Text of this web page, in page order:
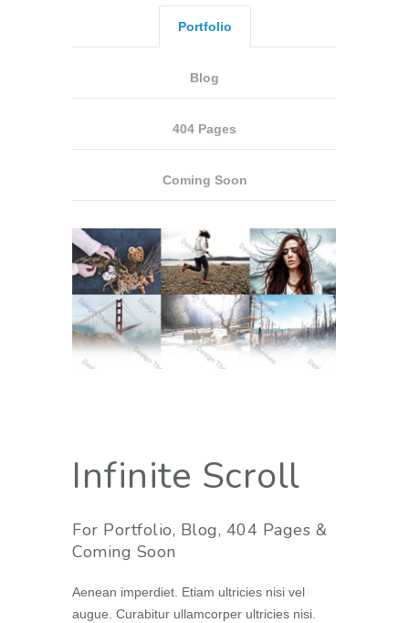
Portfolio
Blog
404 Pages
Coming Soon
Infinite Scroll
For Portfolio, Blog, 404 Pages &
Coming Soon
Aenean imperdiet. Etiam ultricies nisi vel
augue. Curabitur ullamcorper ultricies nisi.